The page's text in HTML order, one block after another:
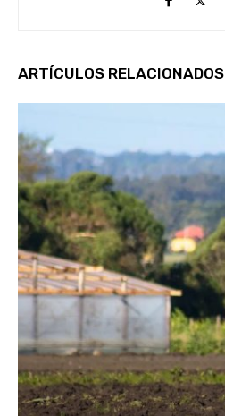
ARTÍCULOS RELACIONADOS